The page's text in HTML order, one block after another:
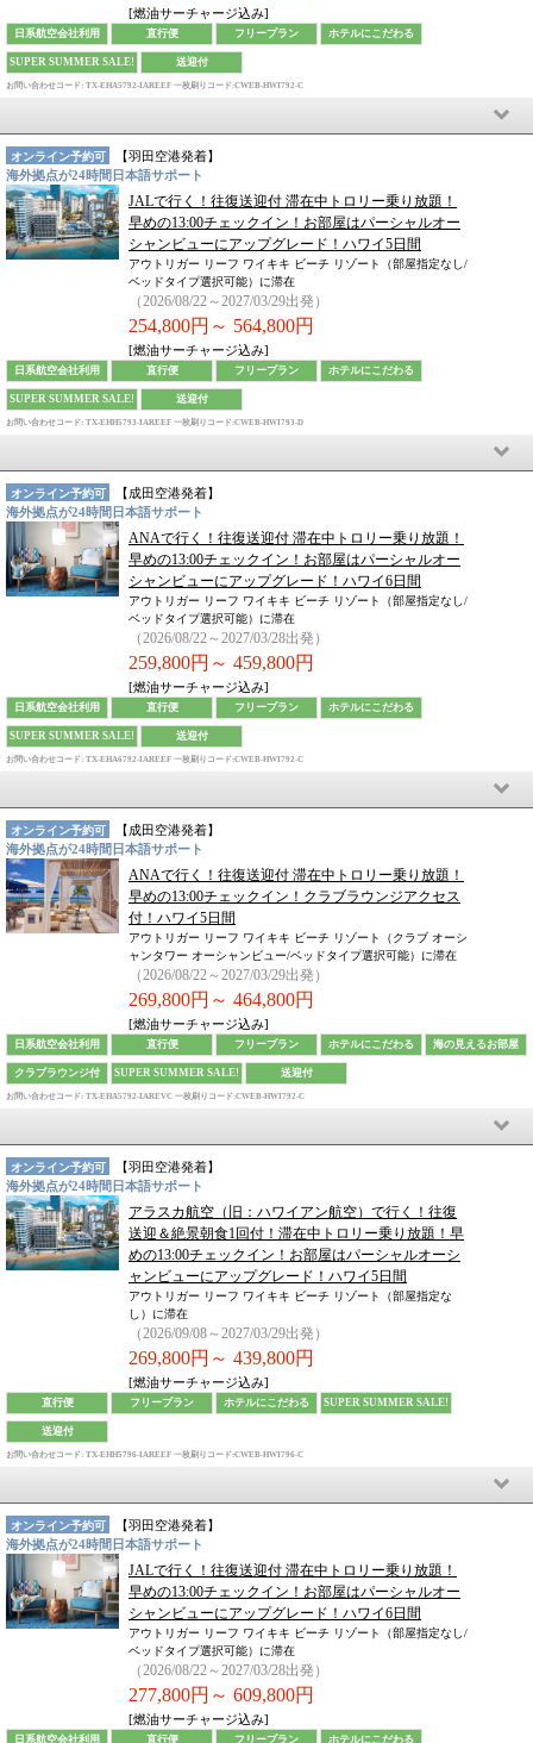
[燃油サーチャージ込み]
日系航空会社利用 直行便 フリープラン ホテルにこだわる
SUPER SUMMER SALE! 送迎付
お問い合わせコード: TX-EHA5792-IAREEF 一枚刷りコード:CWEB-HWI792-C
オンライン予約可 【羽田空港発着】
海外拠点が24時間日本語サポート
JALで行く！往復送迎付 滞在中トロリー乗り放題！
早めの13:00チェックイン！お部屋はパーシャルオー
シャンビューにアップグレード！ハワイ5日間
アウトリガー リーフ ワイキキ ビーチ リゾート（部屋指定なし/
ベッドタイプ選択可能）に滞在
（2026/08/22～2027/03/29出発）
254,800円～ 564,800円
[燃油サーチャージ込み]
日系航空会社利用 直行便 フリープラン ホテルにこだわる
SUPER SUMMER SALE! 送迎付
お問い合わせコード: TX-EHH5793-IAREEF 一枚刷りコード:CWEB-HWI793-D
オンライン予約可 【成田空港発着】
海外拠点が24時間日本語サポート
ANAで行く！往復送迎付 滞在中トロリー乗り放題！
早めの13:00チェックイン！お部屋はパーシャルオー
シャンビューにアップグレード！ハワイ6日間
アウトリガー リーフ ワイキキ ビーチ リゾート（部屋指定なし/
ベッドタイプ選択可能）に滞在
（2026/08/22～2027/03/28出発）
259,800円～ 459,800円
[燃油サーチャージ込み]
日系航空会社利用 直行便 フリープラン ホテルにこだわる
SUPER SUMMER SALE! 送迎付
お問い合わせコード: TX-EHA6792-IAREEF 一枚刷りコード:CWEB-HWI792-C
オンライン予約可 【成田空港発着】
海外拠点が24時間日本語サポート
ANAで行く！往復送迎付 滞在中トロリー乗り放題！
早めの13:00チェックイン！クラブラウンジアクセス
付！ハワイ5日間
アウトリガー リーフ ワイキキ ビーチ リゾート（クラブ オーシ
ャンタワー オーシャンビュー/ベッドタイプ選択可能）に滞在
（2026/08/22～2027/03/29出発）
269,800円～ 464,800円
[燃油サーチャージ込み]
日系航空会社利用 直行便 フリープラン ホテルにこだわる 海の見えるお部屋
クラブラウンジ付 SUPER SUMMER SALE! 送迎付
お問い合わせコード: TX-EHA5792-IAREVC 一枚刷りコード:CWEB-HWI792-C
オンライン予約可 【羽田空港発着】
海外拠点が24時間日本語サポート
アラスカ航空（旧：ハワイアン航空）で行く！往復
送迎＆絶景朝食1回付！滞在中トロリー乗り放題！早
めの13:00チェックイン！お部屋はパーシャルオーシ
ャンビューにアップグレード！ハワイ5日間
アウトリガー リーフ ワイキキ ビーチ リゾート（部屋指定な
し）に滞在
（2026/09/08～2027/03/29出発）
269,800円～ 439,800円
[燃油サーチャージ込み]
直行便 フリープラン ホテルにこだわる SUPER SUMMER SALE!
送迎付
お問い合わせコード: TX-EHH5796-IAREEF 一枚刷りコード:CWEB-HWI796-C
オンライン予約可 【羽田空港発着】
海外拠点が24時間日本語サポート
JALで行く！往復送迎付 滞在中トロリー乗り放題！
早めの13:00チェックイン！お部屋はパーシャルオー
シャンビューにアップグレード！ハワイ6日間
アウトリガー リーフ ワイキキ ビーチ リゾート（部屋指定なし/
ベッドタイプ選択可能）に滞在
（2026/08/22～2027/03/28出発）
277,800円～ 609,800円
[燃油サーチャージ込み]
日系航空会社利用 直行便 フリープラン ホテルにこだわる